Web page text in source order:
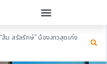
ม สรัลรักษ์” น้องสาวสุดเก่ง